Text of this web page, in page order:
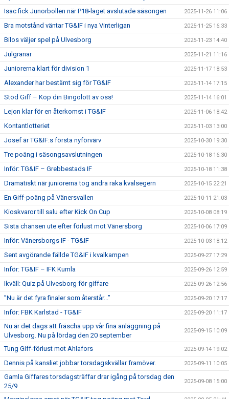
Isac fick Junorbollen när P18-laget avslutade säsongen 2025-11-26 11:06
Bra motstånd väntar TG&IF i nya Vinterligan 2025-11-25 16:33
Bilos väljer spel på Ulvesborg 2025-11-23 14:40
Julgranar 2025-11-21 11:16
Juniorerna klart för division 1 2025-11-17 18:53
Alexander har bestämt sig för TG&IF 2025-11-14 17:15
Stöd Giff – Köp din Bingolott av oss! 2025-11-14 16:01
Lejon klar för en återkomst i TG&IF 2025-11-06 18:42
Kontantlotteriet 2025-11-03 13:00
Josef är TG&IF:s första nyförvärv 2025-10-30 19:30
Tre poäng i säsongsavslutningen 2025-10-18 16:30
Inför: TG&IF – Grebbestads IF 2025-10-18 11:38
Dramatiskt när juniorerna tog andra raka kvalsegern 2025-10-15 22:21
En Giff-poäng på Vänersvallen 2025-10-11 21:03
Kioskvaror till salu efter Kick On Cup 2025-10-08 08:19
Sista chansen ute efter förlust mot Vänersborg 2025-10-06 17:09
Inför: Vänersborgs IF - TG&IF 2025-10-03 18:12
Sent avgörande fällde TG&IF i kvalkampen 2025-09-27 17:29
Inför: TG&IF – IFK Kumla 2025-09-26 12:59
Ikväll: Quiz på Ulvesborg för giffare 2025-09-26 12:56
”Nu är det fyra finaler som återstår...” 2025-09-20 17:17
Inför: FBK Karlstad - TG&IF 2025-09-20 11:17
Nu är det dags att fräscha upp vår fina anläggning på
Ulvesborg. Nu på lördag den 20 september
2025-09-15 10:09
Tung Giff-förlust mot Ahlafors 2025-09-14 19:02
Dennis på kansliet jobbar torsdagskvällar framöver. 2025-09-11 10:05
Gamla Giffares torsdagsträffar drar igång på torsdag den
25/9
2025-09-08 15:00